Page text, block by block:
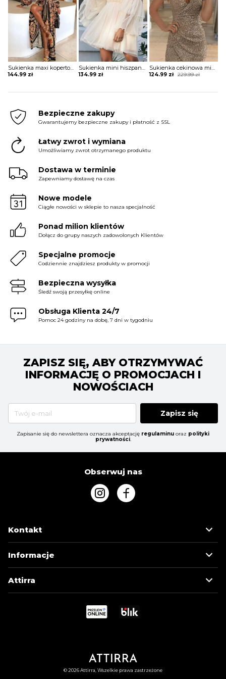
MOJE KONTO
Sukienka maxi kopertowa w stylu boho
144.99 zł
Sukienka mini hiszpanka tiulowa z szerokimi rękawami
134.99 zł
Sukienka cekinowa mini z krótkim rękawem
229.99zł
Original
124.99 zł
Current
Bezpieczne zakupy
Gwarantujemy bezpieczne zakupy i płatność z SSL
Łatwy zwrot i wymiana
Umożliwiamy zwrot otrzymanego produktu
Dostawa w terminie
Zapewniamy dostawę na czas
Nowe modele
Ciągłe nowości w sklepie to nasza specjalność
Ponad milion klientów
Dołącz do grupy naszych zadowolonych Klientów
Specjalne promocje
Codziennie znajdziesz produkty w promocji
Bezpieczna wysyłka
Śledź swoją przesyłkę online
Obsługa Klienta 24/7
Pomoc 24 godziny na dobę, 7 dni w tygodniu
ZAPISZ SIĘ, ABY OTRZYMYWAĆ
INFORMACJĘ O PROMOCJACH I
NOWOŚCIACH
Zapisz się
Zapisanie się do newslettera oznacza akceptację regulaminu oraz polityki
prywatności.
Obserwuj nas
Kontakt
Informacje
Attirra
© 2026 Attirra, Wszelkie prawa zastrzeżone